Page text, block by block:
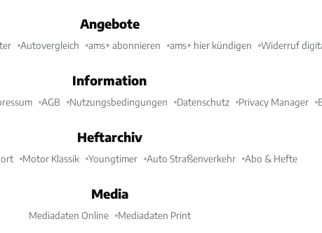
Angebote
Autovergleich ams+ abonnieren ams+ hier kündigen Widerruf
Information
AGB Nutzungsbedingungen Datenschutz Privacy Manager
Heftarchiv
Motor Klassik Youngtimer Auto Straßenverkehr Abo & Hefte
Media
Mediadaten Online Mediadaten Print